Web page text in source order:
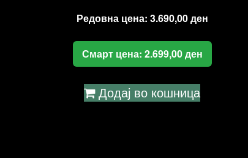
Редовна цена: 3.690,00ден
Смарт цена: 2.699,00ден
Додај во кошница